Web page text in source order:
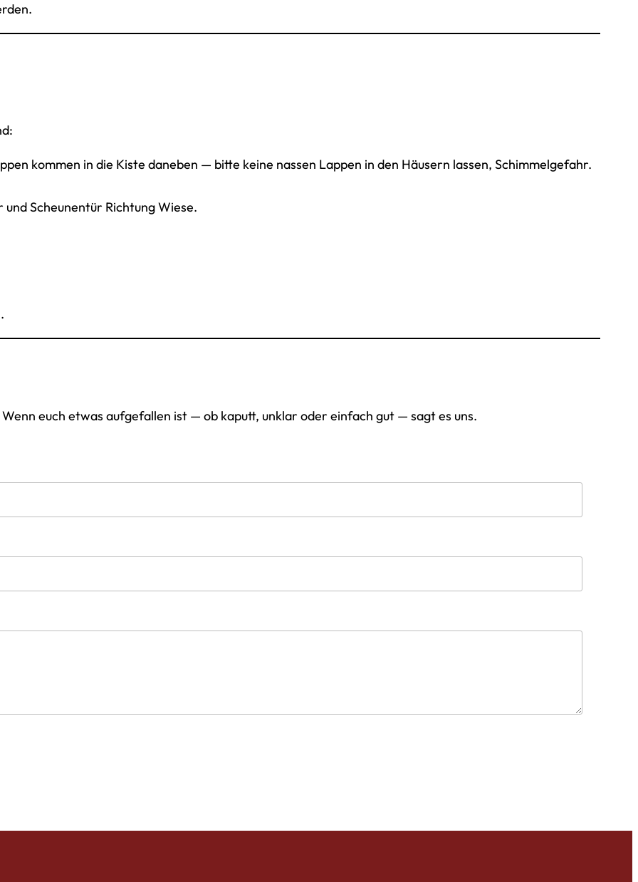
kommen in die Kiste daneben — bitte keine nassen Lappen in den Häusern lassen, Schimmelgefahr.
Scheunentür Richtung Wiese.
euch etwas aufgefallen ist — ob kaputt, unklar oder einfach gut — sagt es uns.